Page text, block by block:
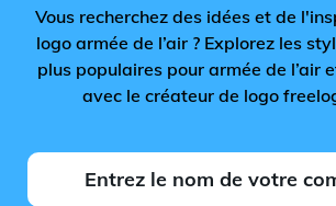
Vous recherchez des idées et de
logo armée de l’air ? Explorez les
plus populaires pour armée de l’air
avec le créateur de logo